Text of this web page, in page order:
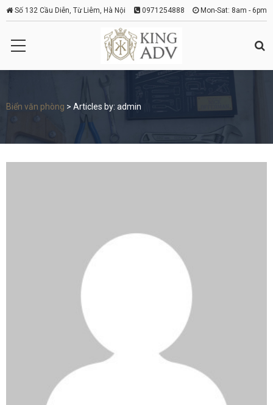
Số 132 Cầu Diễn, Từ Liêm, Hà Nội 0971254888 Mon-Sat: 8am - 6pm
Biển văn phòng > Articles by: admin